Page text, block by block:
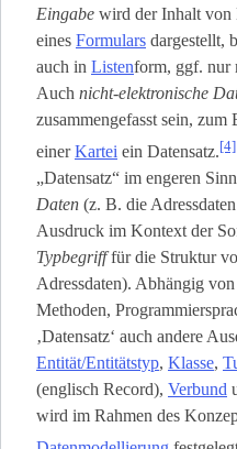
Eingabe wird der Inhalt von
eines Formulars dargestellt,
auch in Listen­form, ggf. nur
Auch nicht-elektronische
zusammengefasst sein, zum
einerKartei ein Datensatz.[4]
„Datensatz“ im engeren
Daten (z. B. die
Ausdruck im Kontext der
Typbegrifffür die Struktur
Adressdaten). Abhängig
Methoden,
‚Datensatz‘ auch andere
Entität/Entitätstyp, Klasse,
(englisch Record), Verbund
wird im Rahmen des